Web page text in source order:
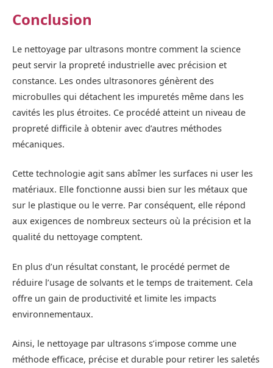
Conclusion
Le nettoyage par ultrasons montre comment la science
peut servir la propreté industrielle avec précision et
constance. Les ondes ultrasonores génèrent des
microbulles qui détachent les impuretés même dans les
cavités les plus étroites. Ce procédé atteint un niveau de
propreté difficile à obtenir avec d’autres méthodes
mécaniques.
Cette technologie agit sans abîmer les surfaces ni user les
matériaux. Elle fonctionne aussi bien sur les métaux que
sur le plastique ou le verre. Par conséquent, elle répond
aux exigences de nombreux secteurs où la précision et la
qualité du nettoyage comptent.
En plus d’un résultat constant, le procédé permet de
réduire l’usage de solvants et le temps de traitement. Cela
offre un gain de productivité et limite les impacts
environnementaux.
Ainsi, le nettoyage par ultrasons s’impose comme une
méthode efficace, précise et durable pour retirer les saletés